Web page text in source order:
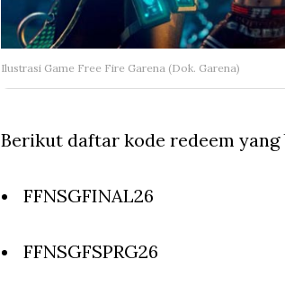
Ilustrasi Game Free Fire Garena (Dok. Garena)
Berikut daftar kode redeem
FFNSGFINAL26
FFNSGFSPRG26